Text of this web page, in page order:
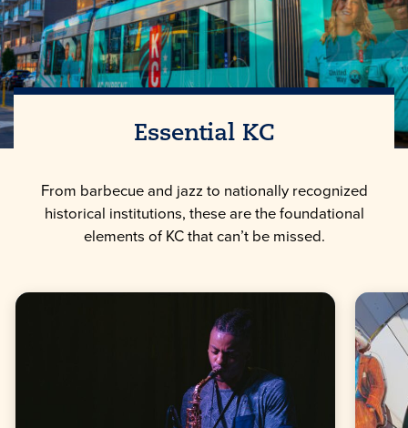
Essential KC
From barbecue and jazz to nationally recognized
historical institutions, these are the foundational
elements of KC that can’t be missed.